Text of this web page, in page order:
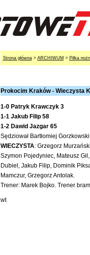
Strona główna> ARCHIWUM > Piłka
Prokocim Kraków - Wieczysta
1-0 Patryk Krawczyk 3
1-1 Jakub Filip 58
1-2 Dawid Jazgar 65
Sędziował Bartłomiej
WIECZYSTA: Grzegorz
Szymon Pojedyniec, Mateusz
Dubiel, Jakub Filip, Dominik
Mamczur, Grzegorz Antolak.
Trener: Marek Bojko. Trener
wt